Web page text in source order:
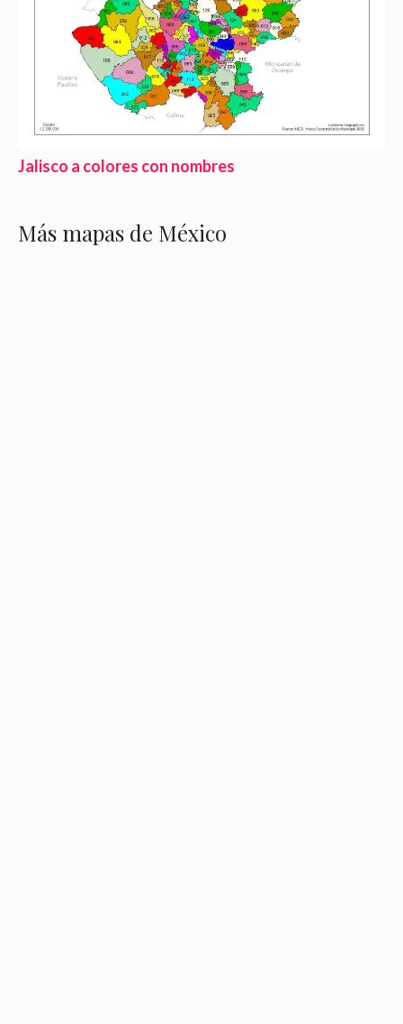
Jalisco a colores con nombres
Más mapas de México